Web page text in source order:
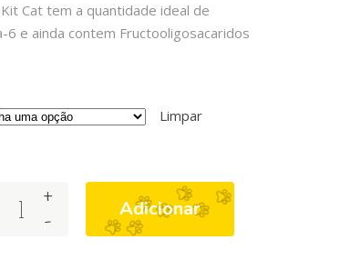
Cat tem a quantidade ideal de
6 e ainda contem Fructooligosacaridos
Limpar
-
+ Adicionar